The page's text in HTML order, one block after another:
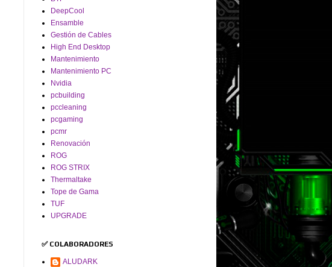
DeepCool
Ensamble
Gestión de Cables
High End Desktop
Mantenimiento
Mantenimiento PC
Nvidia
pcbuilding
pccleaning
pcgaming
pcmr
Renovación
ROG
ROG STRIX
Thermaltake
Tope de Gama
TUF
UPGRADE
✅ COLABORADORES
ALUDARK